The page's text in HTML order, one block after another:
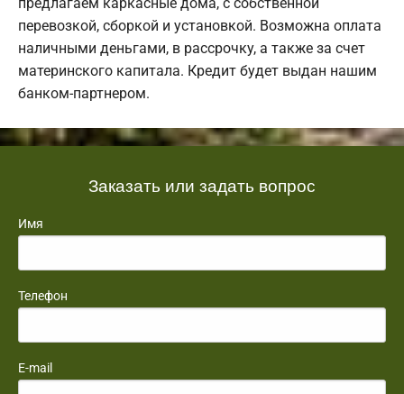
перевозкой, сборкой и установкой. Возможна оплата
наличными деньгами, в рассрочку, а также за счет
материнского капитала. Кредит будет выдан нашим
банком-партнером.
Заказать или задать вопрос
Имя
Телефон
E-mail